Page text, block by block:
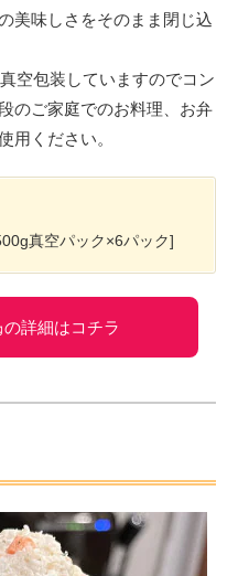
美味しさをそのまま閉じ込
空包装していますのでコン
のご家庭でのお料理、お弁
用ください。
真空パック×6パック]
詳細はコチラ